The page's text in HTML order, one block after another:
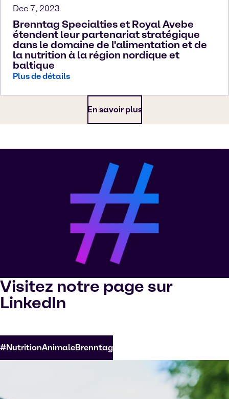
Dec 7, 2023
Brenntag Specialties et Royal Avebe
étendent leur partenariat stratégique
dans le domaine de l'alimentation et de
la nutrition à la région nordique et
baltique
Plus de détails
En savoir plus
Visitez notre page sur
LinkedIn
#NutritionAnimaleBrenntag